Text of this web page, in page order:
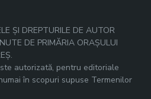
ȘI DREPTURILE DE AUTOR
DE PRIMĂRIA ORAȘULUI
autorizată, pentru editoriale
în scopuri supuse Termenilor